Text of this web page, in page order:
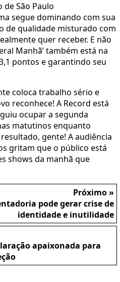
de São Paulo
segue dominando com sua
de qualidade misturado com
quer receber. E não
Manhã’ também está na
pontos e garantindo seu
coloca trabalho sério e
reconhece! A Record está
ocupar a segunda
matutinos enquanto
gente! A audiência
gritam que o público está
shows da manhã que
Próximo »
pode gerar crise de
identidade e inutilidade
apaixonada para